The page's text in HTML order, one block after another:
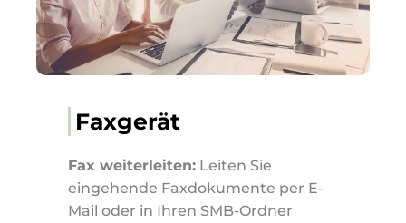
Faxgerät
Fax weiterleiten: Leiten Sie
eingehende Faxdokumente per E-
Mail oder in Ihren SMB-Ordner